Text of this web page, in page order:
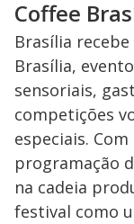
Coffee
Brasília
Brasília,
sensoriais,
competições
especiais. Com
programação
na cadeia
festival como